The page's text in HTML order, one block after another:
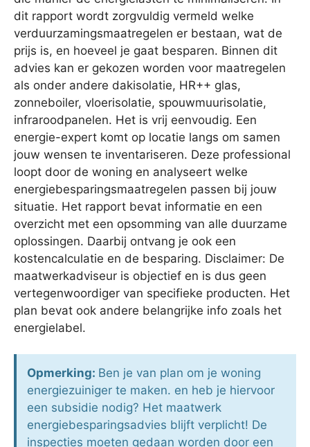
dit rapport wordt zorgvuldig vermeld welke
verduurzamingsmaatregelen er bestaan, wat de
prijs is, en hoeveel je gaat besparen. Binnen dit
advies kan er gekozen worden voor maatregelen
als onder andere dakisolatie, HR++ glas,
zonneboiler, vloerisolatie, spouwmuurisolatie,
infraroodpanelen. Het is vrij eenvoudig. Een
energie-expert komt op locatie langs om samen
jouw wensen te inventariseren. Deze professional
loopt door de woning en analyseert welke
energiebesparingsmaatregelen passen bij jouw
situatie. Het rapport bevat informatie en een
overzicht met een opsomming van alle duurzame
oplossingen. Daarbij ontvang je ook een
kostencalculatie en de besparing. Disclaimer: De
maatwerkadviseur is objectief en is dus geen
vertegenwoordiger van specifieke producten. Het
plan bevat ook andere belangrijke info zoals het
energielabel.
Opmerking: Ben je van plan om je woning
energiezuiniger te maken. en heb je hiervoor
een subsidie nodig? Het maatwerk
energiebesparingsadvies blijft verplicht! De
inspecties moeten gedaan worden door een